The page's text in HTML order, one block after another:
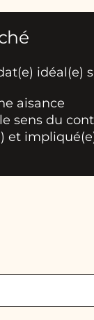
idéal(e)
aisance
sens du
et